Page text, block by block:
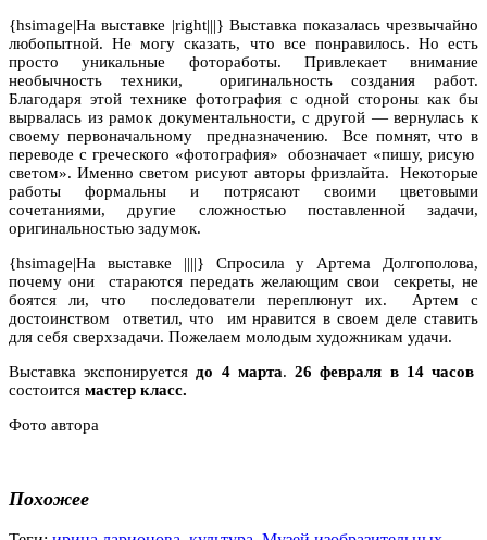
{hsimage|На выставке |right|||} Выставка показалась чрезвычайно
любопытной. Не могу сказать, что все понравилось. Но есть
просто уникальные фотоработы. Привлекает внимание
необычность техники,
оригинальность создания работ.
Благодаря этой технике фотография с одной стороны как бы
вырвалась из рамок документальности, с другой — вернулась к
своему первоначальному
предназначению.
Все помнят, что в
переводе с греческого «фотография»
обозначает «пишу, рисую
светом». Именно светом рисуют авторы фризлайта. Некоторые
работы формальны и потрясают своими цветовыми
сочетаниями, другие сложностью поставленной задачи,
оригинальностью задумок.
{hsimage|На выставке ||||} Спросила у Артема Долгополова,
почему они
стараются передать желающим свои
секреты, не
боятся ли, что
последователи переплюнут их.
Артем с
достоинством
ответил, что
им нравится в своем деле ставить
для себя сверхзадачи. Пожелаем молодым художникам удачи.
Выставка экспонируется до 4 марта.26 февраля в 14 часов
cостоится мастер класс.
Фото автора
Похожее